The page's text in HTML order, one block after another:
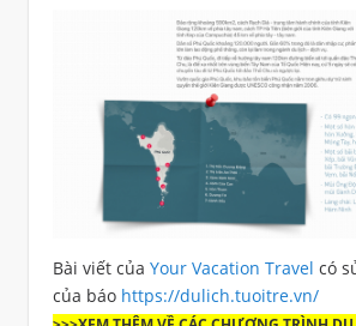
Bài viết của Your Vacation Travel có
của báo https://dulich.tuoitre.vn/